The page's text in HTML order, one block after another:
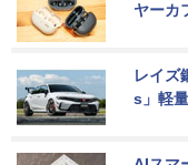
ヤーカ
レイズ
s」軽